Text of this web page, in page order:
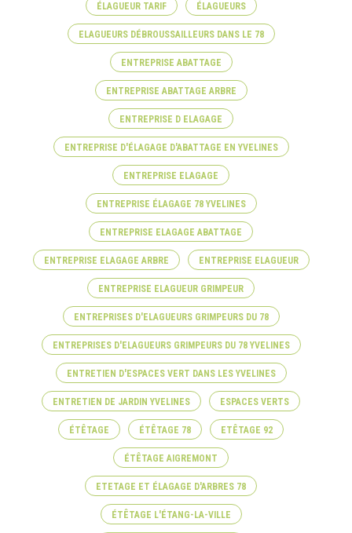
ÉLAGUEUR TARIF ÉLAGUEURS
ELAGUEURS DÉBROUSSAILLEURS DANS LE 78
ENTREPRISE ABATTAGE
ENTREPRISE ABATTAGE ARBRE
ENTREPRISE D ELAGAGE
ENTREPRISE D'ÉLAGAGE D'ABATTAGE EN YVELINES
ENTREPRISE ELAGAGE
ENTREPRISE ÉLAGAGE 78 YVELINES
ENTREPRISE ELAGAGE ABATTAGE
ENTREPRISE ELAGAGE ARBRE ENTREPRISE ELAGUEUR
ENTREPRISE ELAGUEUR GRIMPEUR
ENTREPRISES D'ELAGUEURS GRIMPEURS DU 78
ENTREPRISES D'ELAGUEURS GRIMPEURS DU 78 YVELINES
ENTRETIEN D'ESPACES VERT DANS LES YVELINES
ENTRETIEN DE JARDIN YVELINES ESPACES VERTS
ÉTÊTAGE ÉTÊTAGE 78 ETÊTAGE 92
ÉTÊTAGE AIGREMONT
ETETAGE ET ÉLAGAGE D'ARBRES 78
ÉTÊTAGE L'ÉTANG-LA-VILLE